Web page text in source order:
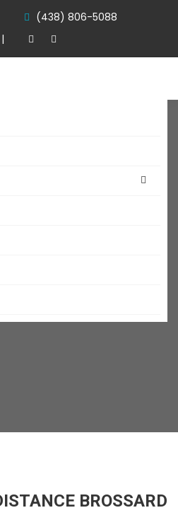
(438) 806-5088
DISTANCE
BROSSARD